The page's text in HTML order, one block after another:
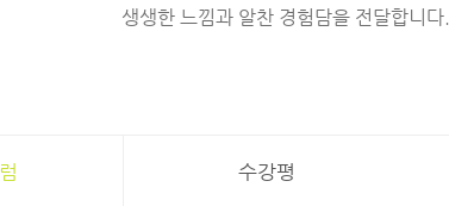
생생한 느낌과 알찬 경험담을 전달합니다.
수강평